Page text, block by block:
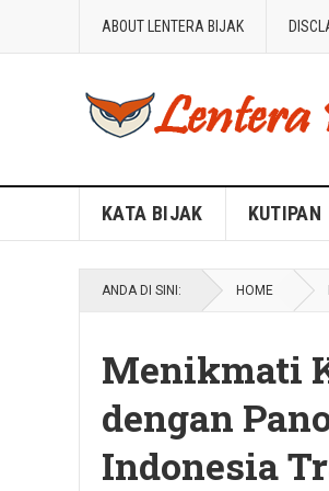
ABOUT LENTERA BIJAK
Blog Lentera Bijak
KATA BIJAK KUTIPAN
ANDA DI SINI: HOME
Menikmati
dengan
Indonesia